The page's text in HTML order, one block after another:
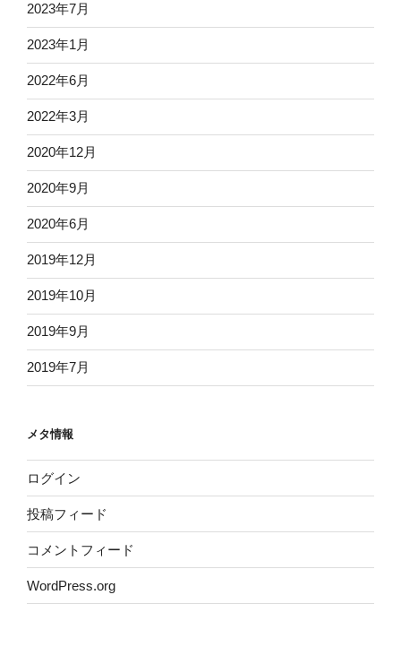
2023年7月
2023年1月
2022年6月
2022年3月
2020年12月
2020年9月
2020年6月
2019年12月
2019年10月
2019年9月
2019年7月
メタ情報
ログイン
投稿フィード
コメントフィード
WordPress.org